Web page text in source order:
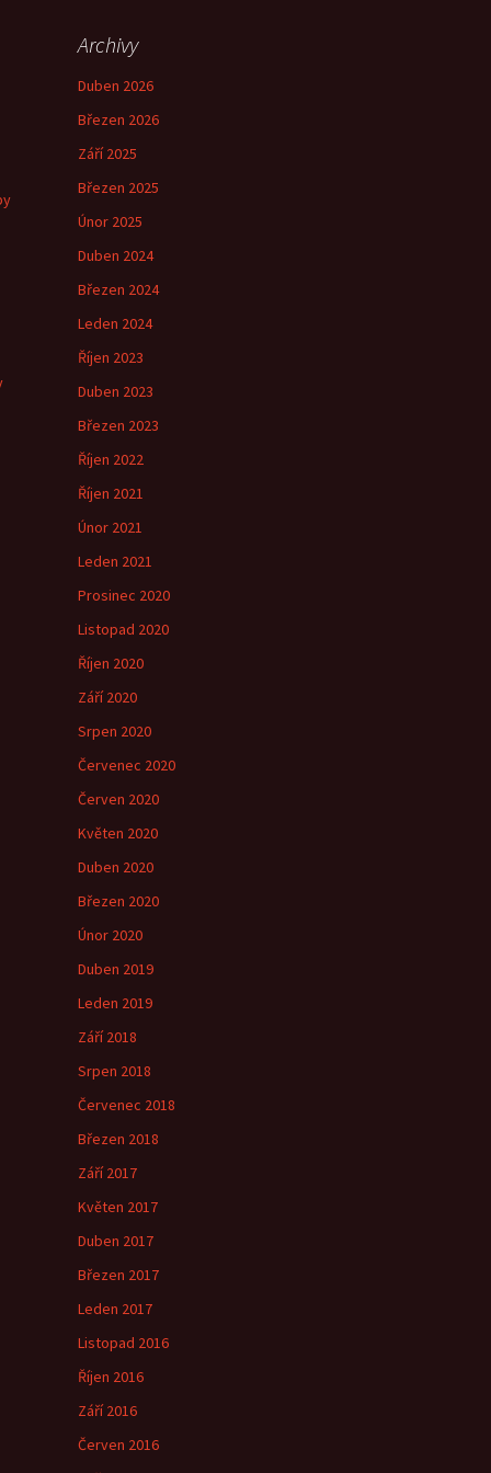
Archivy
Duben 2026
Březen 2026
Září 2025
Březen 2025
Únor 2025
Duben 2024
Březen 2024
Leden 2024
Říjen 2023
Duben 2023
Březen 2023
Říjen 2022
Říjen 2021
Únor 2021
Leden 2021
Prosinec 2020
Listopad 2020
Říjen 2020
Září 2020
Srpen 2020
Červenec 2020
Červen 2020
Květen 2020
Duben 2020
Březen 2020
Únor 2020
Duben 2019
Leden 2019
Září 2018
Srpen 2018
Červenec 2018
Březen 2018
Září 2017
Květen 2017
Duben 2017
Březen 2017
Leden 2017
Listopad 2016
Říjen 2016
Září 2016
Červen 2016